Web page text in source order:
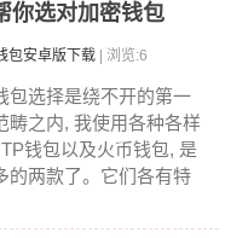
你选对加密钱包
包安卓版下载 | 浏览:6
包选择是绕不开的第一
畴之内, 我使用各种各样
钱包以及火币钱包, 是
的两款了。它们各有特